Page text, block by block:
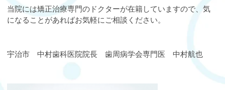
当院には矯正治療専門のドクターが在籍していますので、気
になることがあればお気軽にご相談ください。
宇治市 中村歯科医院院長 歯周病学会専門医 中村航也